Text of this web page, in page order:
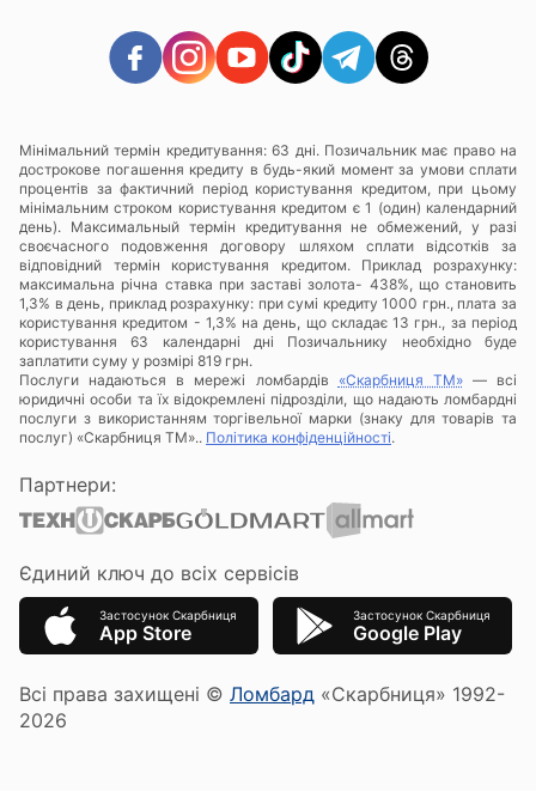
Мінімальний термін кредитування: 63 дні. Позичальник має право на
дострокове погашення кредиту в будь-який момент за умови сплати
процентів за фактичний період користування кредитом, при цьому
мінімальним строком користування кредитом є 1 (один) календарний
день). Максимальный термін кредитування не обмежений, у разі
своєчасного подовження договору шляхом сплати відсотків за
відповідний термін користування кредитом. Приклад розрахунку:
максимальна річна ставка при заставі золота- 438%, що становить
1,3% в день, приклад розрахунку: при сумі кредиту 1000 грн., плата за
користування кредитом - 1,3% на день, що складає 13 грн., за період
користування 63 календарні дні Позичальнику необхідно буде
заплатити суму у розмірі 819 грн.
Послуги надаються в мережі ломбардів «Скарбниця ТМ»— всі
юридичні особи та їх відокремлені підрозділи, що надають ломбардні
послуги з використанням торгівельної марки (знаку для товарів та
послуг) «Скарбниця ТМ».. Політика конфіденційності.
Партнери:
Єдиний ключ до всіх сервісів
Застосунок Скарбниця
App Store
Застосунок Скарбниця
Google Play
Всі права захищені © Ломбард «Скарбниця» 1992-
2026